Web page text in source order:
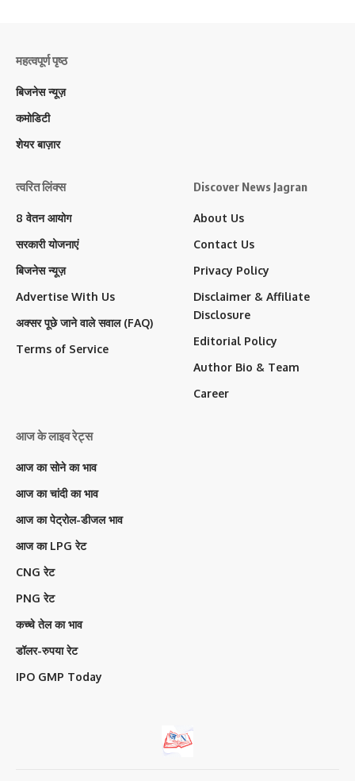
महत्वपूर्ण पृष्ठ
बिजनेस न्यूज़
कमोडिटी
शेयर बाज़ार
त्वरित लिंक्स
8 वेतन आयोग
सरकारी योजनाएं
बिजनेस न्यूज़
Advertise With Us
अक्सर पूछे जाने वाले सवाल (FAQ)
Terms of Service
Discover News Jagran
About Us
Contact Us
Privacy Policy
Disclaimer & Affiliate
Disclosure
Editorial Policy
Author Bio & Team
Career
आज के लाइव रेट्स
आज का सोने का भाव
आज का चांदी का भाव
आज का पेट्रोल-डीजल भाव
आज का LPG रेट
CNG रेट
PNG रेट
कच्चे तेल का भाव
डॉलर-रुपया रेट
IPO GMP Today